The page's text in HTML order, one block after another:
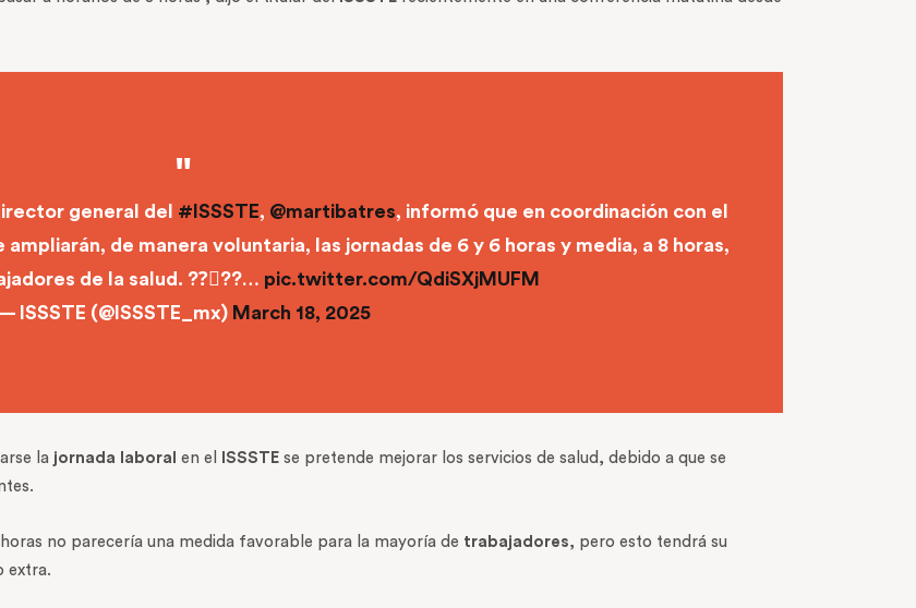
general del #ISSSTE, @martibatres, informó que en coordinación con el
ampliarán, de manera voluntaria, las jornadas de 6 y 6 horas y media, a 8 horas,
de la salud. ??‍⚕??… pic.twitter.com/QdiSXjMUFM
ISSSTE (@ISSSTE_mx) March 18, 2025
la jornada laboral en el ISSSTE se pretende mejorar los servicios de salud, debido a que se
no parecería una medida favorable para la mayoría de trabajadores, pero esto tendrá su
extra.